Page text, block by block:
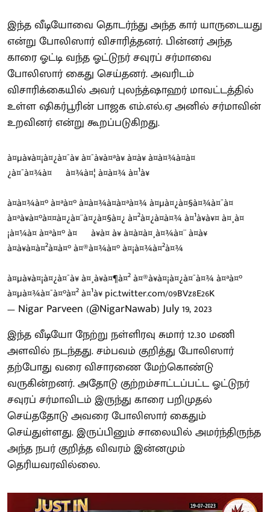
இந்த வீடியோவை தொடர்ந்து அந்த கார் யாருடையது
என்று போலிஸார் விசாரித்தனர். பின்னர் அந்த
காரை ஓட்டி வந்த ஓட்டுநர் சவுரப் சர்மாவை
போலிஸார் கைது செய்தனர். அவரிடம்
விசாரிக்கையில் அவர் புலந்த்ஷாஹர் மாவட்டத்தில்
உள்ள ஷிகர்பூரின் பாஜக எம்.எல்.ஏ அனில் சர்மாவின்
உறவினர் என்று கூறப்படுகிறது.
à¤µà¥à¤¡à¤¿à¤¯à¥ à¤¯à¥à¤ªà¥ à¤à¥ à¤à¤¾à¤à¤
¿à¤¯à¤¾à¤¬à¤¾à¤¦ à¤à¤¾ à¤¹à¥
à¤à¤¾à¤° à¤ªà¤° à¤­à¤¾à¤à¤ªà¤¾ à¤µà¤¿à¤§à¤¾à¤¯à¤
à¤ªà¥à¤°à¤¤à¤¿à¤¨à¤¿à¤§à¤¿ à¤²à¤¿à¤à¤¾ à¤¹à¥à¥¤ à¤¸à¤
¡à¤¼à¤ à¤ªà¤° à¤¬à¥à¤ à¥ à¤à¤à¤¸à¤¾à¤¨ à¤à¥
à¤à¥à¤à¤²à¤à¤° à¤®à¤¾à¤° à¤¡à¤¾à¤²à¤¾
à¤µà¥à¤¡à¤¿à¤¯à¥ à¤¸à¥à¤¶à¤² à¤®à¥à¤¡à¤¿à¤¯à¤¾ à¤ªà¤°
à¤µà¤¾à¤¯à¤°à¤² à¤¹à¥pic.twitter.com/09BVz8E26K
— Nigar Parveen (@NigarNawab)July 19, 2023
இந்த வீடியோ நேற்று நள்ளிரவு சுமார் 12.30 மணி
அளவில் நடந்தது. சம்பவம் குறித்து போலிஸார்
தற்போது வரை விசாரணை மேற்கொண்டு
வருகின்றனர். அதோடு குற்றம்சாட்டப்பட்ட ஓட்டுநர்
சவுரப் சர்மாவிடம் இருந்து காரை பறிமுதல்
செய்ததோடு அவரை போலிஸார் கைதும்
செய்துள்ளது. இருப்பினும் சாலையில் அமர்ந்திருந்த
அந்த நபர் குறித்த விவரம் இன்னமும்
தெரியவரவில்லை.